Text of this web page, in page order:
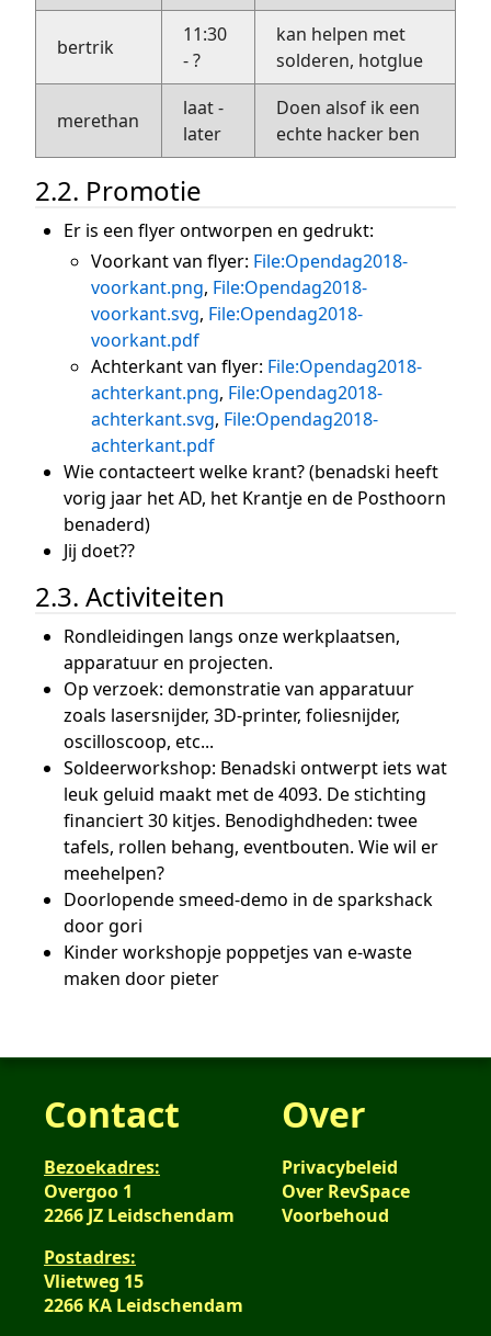
bertrik
11:30
- ?
kan helpen met
solderen, hotglue
merethan
laat -
later
Doen alsof ik een
echte hacker ben
2.2. Promotie
Er is een flyer ontworpen en gedrukt:
Voorkant van flyer: File:Opendag2018-
voorkant.png, File:Opendag2018-
voorkant.svg, File:Opendag2018-
voorkant.pdf
Achterkant van flyer: File:Opendag2018-
achterkant.png, File:Opendag2018-
achterkant.svg, File:Opendag2018-
achterkant.pdf
Wie contacteert welke krant? (benadski heeft
vorig jaar het AD, het Krantje en de Posthoorn
benaderd)
Jij doet??
2.3. Activiteiten
Rondleidingen langs onze werkplaatsen,
apparatuur en projecten.
Op verzoek: demonstratie van apparatuur
zoals lasersnijder, 3D-printer, foliesnijder,
oscilloscoop, etc...
Soldeerworkshop: Benadski ontwerpt iets wat
leuk geluid maakt met de 4093. De stichting
financiert 30 kitjes. Benodighdheden: twee
tafels, rollen behang, eventbouten. Wie wil er
meehelpen?
Doorlopende smeed-demo in de sparkshack
door gori
Kinder workshopje poppetjes van e-waste
maken door pieter
Contact
Bezoekadres:
Overgoo 1
2266 JZ Leidschendam
Postadres:
Vlietweg 15
2266 KA Leidschendam
Over
Privacybeleid
Over RevSpace
Voorbehoud